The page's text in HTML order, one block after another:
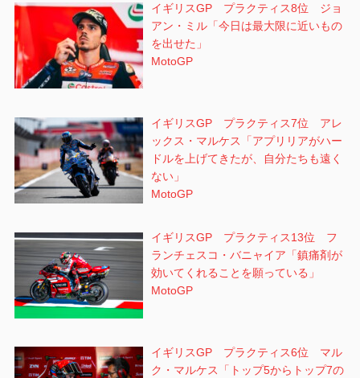
イギリスGP プラクティス8位 ジョ
アン・ミル「今日は最大限に近いもの
を出せた」
MotoGP
イギリスGP プラクティス7位 アレ
ックス・マルケス「アプリリアがハー
ドルを上げてきたが、自分たちも遠く
ない」
MotoGP
イギリスGP プラクティス13位 フ
ランチェスコ・バニャイア「鎮痛剤が
効いてくれることを願っている」
MotoGP
イギリスGP プラクティス6位 マル
ク・マルケス「トップ5からトップ7の